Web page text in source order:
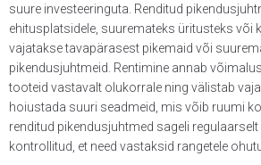
suure investeeringuta. Renditud
ehitusplatsidele, suuremateks üritusteks või
vajatakse tavapärasest pikemaid või
pikendusjuhtmeid. Rentimine annab
tooteid vastavalt olukorrale ning välistab
hoiustada suuri seadmeid, mis võib ruumi
renditud pikendusjuhtmed sageli
kontrollitud, et need vastaksid rangetele